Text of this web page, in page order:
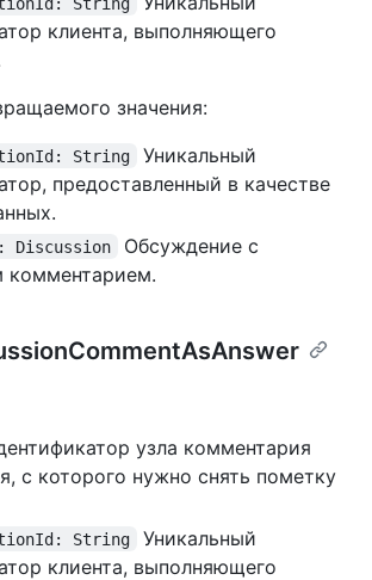
клиента, выполняющего
значения:
String
Уникальный
предоставленный в качестве
Discussion
Обсуждение с
комментарием.
узла комментария
с которого нужно снять пометку
String
Уникальный
клиента, выполняющего